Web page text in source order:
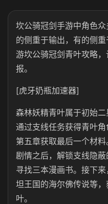
坎公骑冠剑手游中角色
的侧重于输出，有的侧
游坎公骑冠剑青叶攻略
报。
[虎牙奶瓶加速器]
森林妖精青叶属于初始
通过支线任务获得青叶
第五章获取最后一个材
剧情之后，解锁支线隐蔽
寻找三本漫画书。接下
坦王国的海尔佛传说等
叶。